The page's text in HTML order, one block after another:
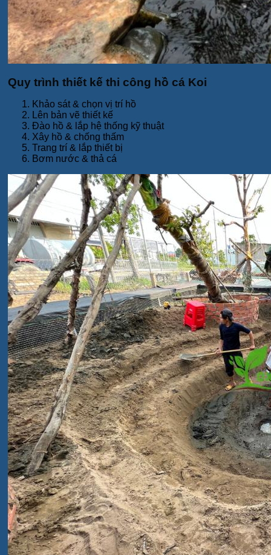
Quy trình thiết kế thi công hồ cá Koi
Khảo sát & chọn vị trí hồ
Lên bản vẽ thiết kế
Đào hồ & lắp hệ thống kỹ thuật
Xây hồ & chống thấm
Trang trí & lắp thiết bị
Bơm nước & thả cá